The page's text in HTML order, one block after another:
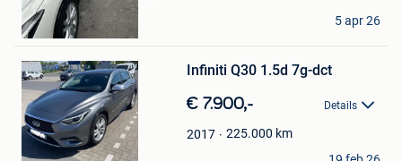
AL-RKABE .Z.
Merksem
5 apr 26
in
Mijn
Favorieten
Infiniti Q30 1.5d 7g-dct
€ 7.900,- Details
2017 225.000 km